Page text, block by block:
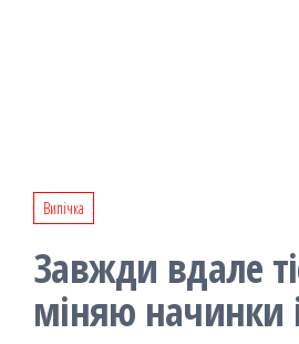
Випічка
Завжди вдале
міняю начинки